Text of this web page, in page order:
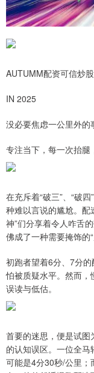
AUTUMM配资可信炒
IN 2025
没必要焦虑一公里外的
专注当下，每一次抬腿
在充斥着“破三”、“破
种难以言说的尴尬。配
神”们分享着令人咋舌
佛成了一种需要掩饰的“
初跑者望着6分、7分
怕被质疑水平。然而
误读与低估。
首要的迷思，便是试图
的认知误区。一位全
可能是4分30秒/公里；